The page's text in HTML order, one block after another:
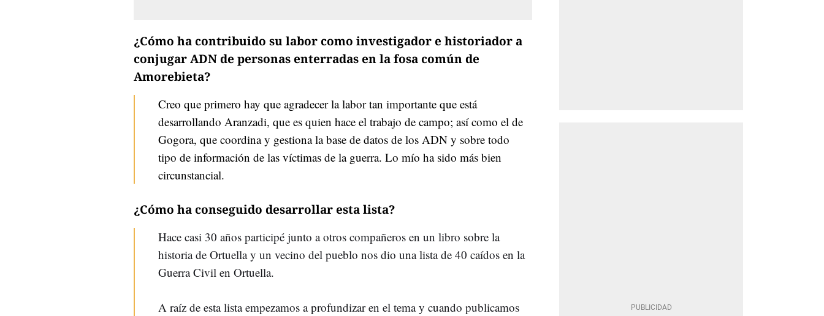
¿Cómo ha contribuido su labor como investigador e historiador a
conjugar ADN de personas enterradas en la fosa común de
Amorebieta?
Creo que primero hay que agradecer la labor tan importante que está
desarrollando Aranzadi, que es quien hace el trabajo de campo; así como el de
Gogora, que coordina y gestiona la base de datos de los ADN y sobre todo
tipo de información de las víctimas de la guerra. Lo mío ha sido más bien
circunstancial.
¿Cómo ha conseguido desarrollar esta lista?
Hace casi 30 años participé junto a otros compañeros en un libro sobre la
historia de Ortuella y un vecino del pueblo nos dio una lista de 40 caídos en la
Guerra Civil en Ortuella.
A raíz de esta lista empezamos a profundizar en el tema y cuando publicamos